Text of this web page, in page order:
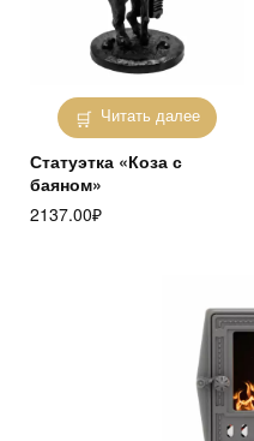
Читать далее
Статуэтка «Коза с
баяном»
2137.00₽